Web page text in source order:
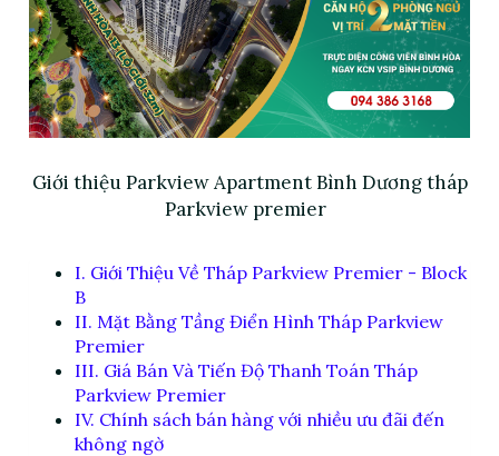
Giới thiệu Parkview Apartment Bình Dương tháp
Parkview premier
I. Giới Thiệu Về Tháp Parkview Premier - Block
B
II. Mặt Bằng Tầng Điển Hình Tháp Parkview
Premier
III. Giá Bán Và Tiến Độ Thanh Toán Tháp
Parkview Premier
IV. Chính sách bán hàng với nhiều ưu đãi đến
không ngờ